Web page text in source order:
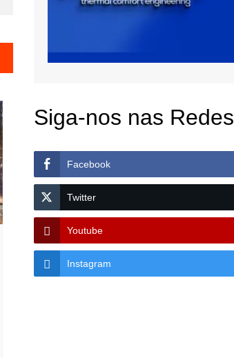
Siga-nos nas Redes
Facebook
Twitter
Youtube
Instagram